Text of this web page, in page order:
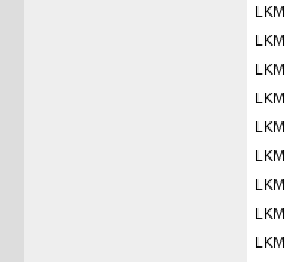
LKM
LKM
LKM
LKM
LKM
LKM
LKM
LKM
LKM